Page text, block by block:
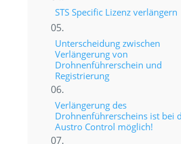
STS Specific Lizenz verlängern
Unterscheidung zwischen
Verlängerung von
Drohnenführerschein und
Registrierung
Verlängerung des
Drohnenführerscheins ist bei
Austro Control möglich!